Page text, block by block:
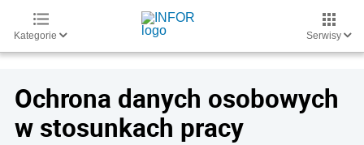
Kategorie Serwisy
Ochrona danych osobowych
w stosunkach pracy